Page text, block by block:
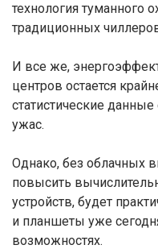
технология туманного
традиционных
И все же,
центров остается
статистические
ужас.
Однако, без облачных
повысить
устройств, будет
и планшеты уже
возможностях.